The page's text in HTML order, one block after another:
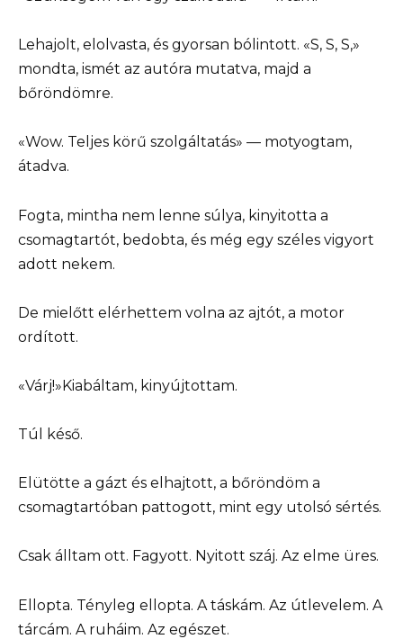
Lehajolt, elolvasta, és gyorsan bólintott. «S, S, S,»
mondta, ismét az autóra mutatva, majd a
bőröndömre.
«Wow. Teljes körű szolgáltatás» — motyogtam,
átadva.
Fogta, mintha nem lenne súlya, kinyitotta a
csomagtartót, bedobta, és még egy széles vigyort
adott nekem.
De mielőtt elérhettem volna az ajtót, a motor
ordított.
«Várj!»Kiabáltam, kinyújtottam.
Túl késő.
Elütötte a gázt és elhajtott, a bőröndöm a
csomagtartóban pattogott, mint egy utolsó sértés.
Csak álltam ott. Fagyott. Nyitott száj. Az elme üres.
Ellopta. Tényleg ellopta. A táskám. Az útlevelem. A
tárcám. A ruháim. Az egészet.